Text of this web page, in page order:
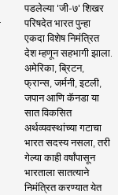
पडलेल्या 'जी-७' शिखर
परिषदेत भारत पुन्हा
एकदा विशेष निमंत्रित
देश म्हणून सहभागी झाला.
अमेरिका, ब्रिटन,
फ्रान्स, जर्मनी, इटली,
जपान आणि कॅनडा या
सात विकसित
अर्थव्यवस्थांच्या गटाचा
भारत सदस्य नसला, तरी
गेल्या काही वर्षांपासून
भारताला सातत्याने
निमंत्रित करण्यात येत